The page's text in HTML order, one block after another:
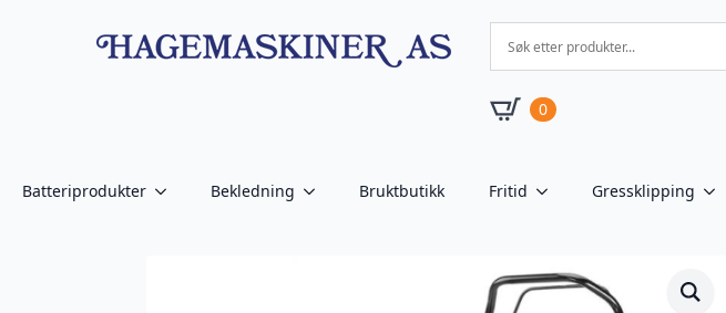
0
Batteriprodukter Bekledning Bruktbutikk Fritid Gressklipping